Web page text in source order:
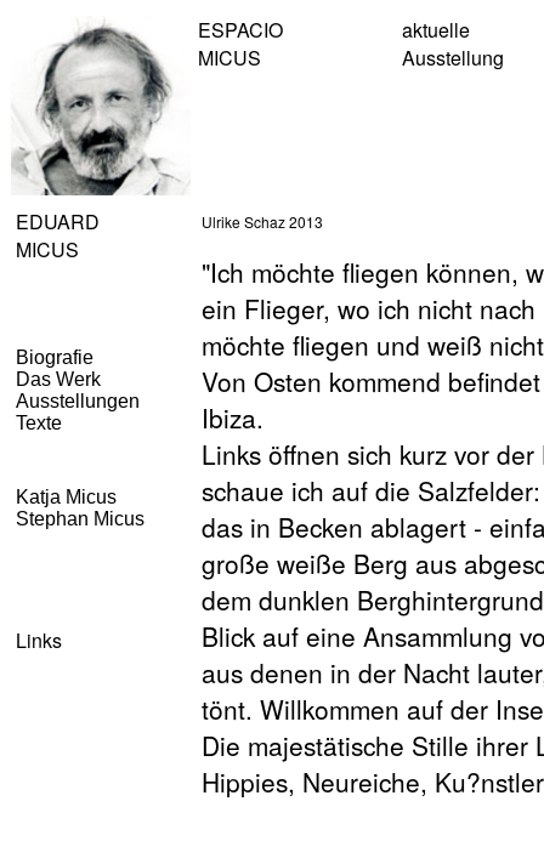
ESPACIO
MICUS
aktuelle
Ausstellung
EDUARD
MICUS
Biografie
Das Werk
Ausstellungen
Texte
Katja Micus
Stephan Micus
Links